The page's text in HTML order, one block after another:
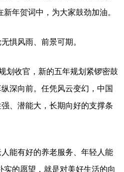
年贺词中，为大家鼓劲加油。
风雨、前景可期。
收官，新的五年规划紧锣密鼓
深向前。任凭风云变幻，中国
、潜能大，长期向好的支撑条
有好的养老服务、年轻人能
实的愿望，就是对美好生活的向